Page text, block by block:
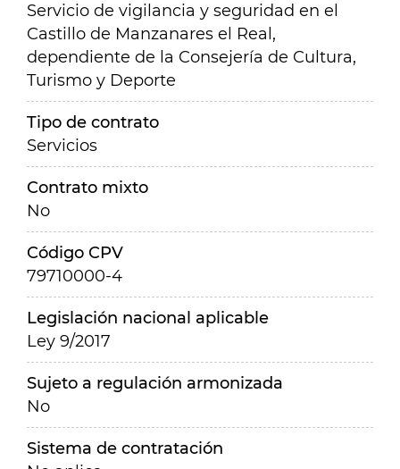
Servicio de vigilancia y seguridad en el
Castillo de Manzanares el Real,
dependiente de la Consejería de Cultura,
Turismo y Deporte
Tipo de contrato
Servicios
Contrato mixto
No
Código CPV
79710000-4
Legislación nacional aplicable
Ley 9/2017
Sujeto a regulación armonizada
No
Sistema de contratación